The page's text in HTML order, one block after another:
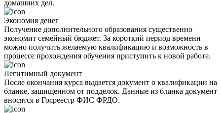
домашних дел.
Экономия денег
Получение дополнительного образования существенно
экономит семейный бюджет. За короткий период времени
можно получить желаемую квалификацию и возможность в
процессе прохождения обучения приступить к новой работе.
Легитимный документ
После окончания курса выдается документ о квалификации на
бланке, защищенном от подделок. Данные из бланка документ
вносятся в Госреестр ФИС ФРДО.